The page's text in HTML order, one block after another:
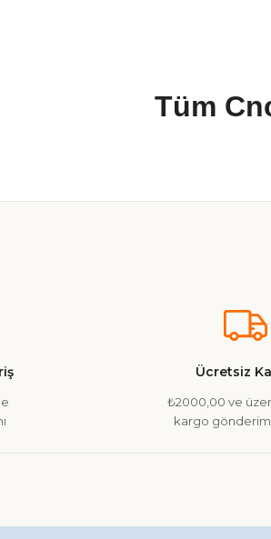
Tüm
görüntülenemiyor.
pahalı.
Ücretsiz
₺2000,00 ve
kargo